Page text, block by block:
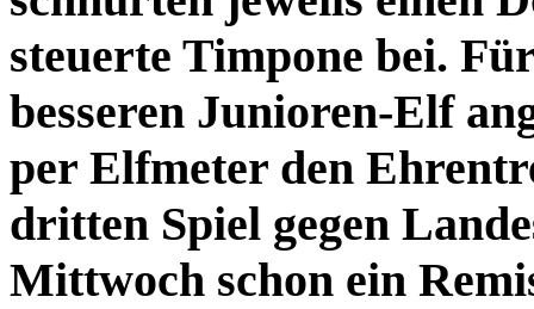
steuerte Timpone bei.
besseren Junioren-Elf
per Elfmeter den
dritten Spiel gegen
Mittwoch schon ein